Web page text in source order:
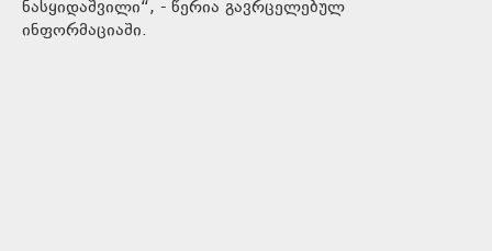
ნასყიდაშვილი“, - წერია გავრცელებულ
ინფორმაციაში.